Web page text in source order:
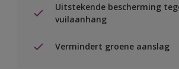
Uitstekende bescherming
vuilaanhang
Vermindert groene aanslag